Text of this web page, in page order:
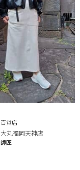
百貨店
大丸福岡天神店
師匠